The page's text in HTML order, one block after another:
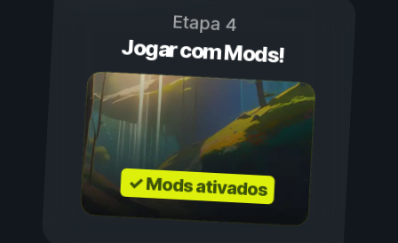
Etapa 4
Jogar com Mods!
✓ Mods ativados